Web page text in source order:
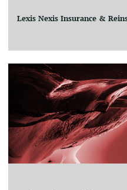
Lexis Nexis Insurance &